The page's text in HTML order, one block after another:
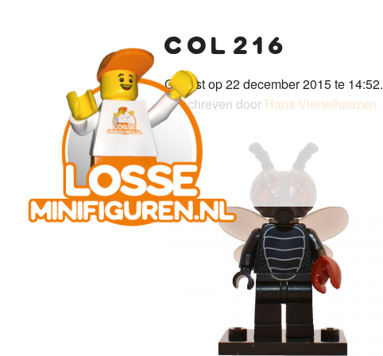
col216
Gepost op 22 december 2015 te 14:52.
Geschreven door Hans Viertelhauzen